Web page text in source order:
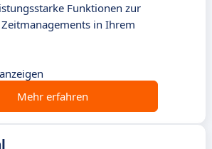
Funktionen zur
in Ihrem
Mehr erfahren